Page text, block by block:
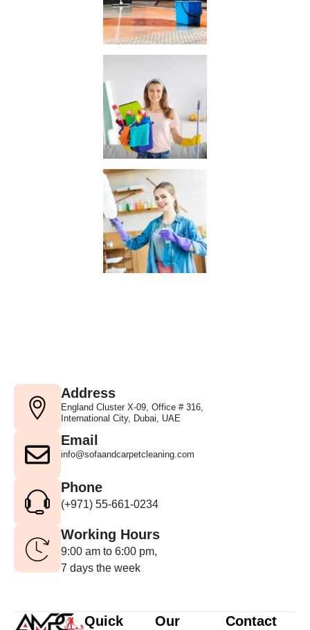
Address
England Cluster X-09, Office # 316,
International City, Dubai, UAE
Email
info@sofaandcarpetcleaning.com
Phone
(+971) 55-661-0234
Working Hours
9:00 am to 6:00 pm,
7 days the week
Quick
Our
Contact